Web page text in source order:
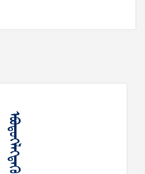
ᠡᠪᠦᠳᠦᠭᠯᠡᠭᠳᠡᠬᠦ